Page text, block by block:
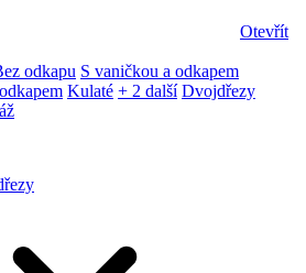
Otevřít
odkapu S vaničkou a odkapem
Kulaté + 2 další Dvojdřezy